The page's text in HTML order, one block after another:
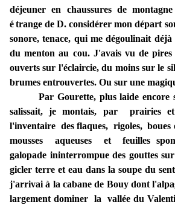
déjeuner en chaussures de
étrange de D. considérer mon départ
sonore, tenace, qui me dégoulinait
du mentonau cou. J'avais vu de
ouvertssur l'éclaircie,du moins sur le
brumes entrouvertes. Ou sur une
Par Gourette, plus laide encore
salissait, je montais, par prairies
l'inventaire des flaques, rigoles, boues
mousses aqueuses et feuilles
galopade ininterrompue des gouttes
gicler terre et eau dans la soupe du
j'arrivai à la cabane de Bouy dont
largement dominer la vallée du